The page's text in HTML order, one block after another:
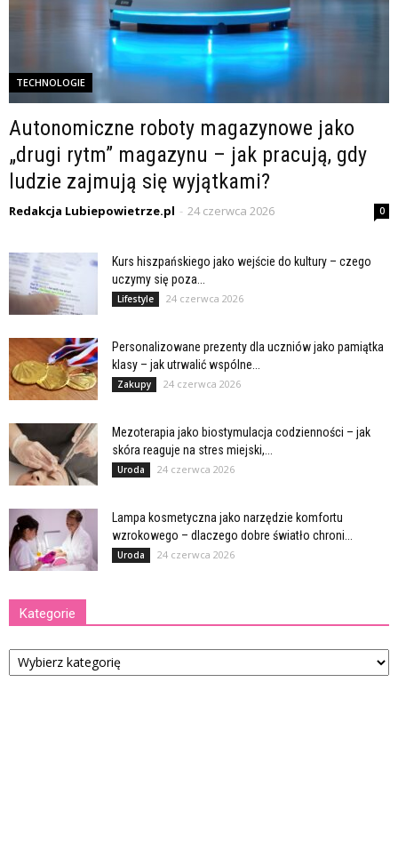
TECHNOLOGIE
Autonomiczne roboty magazynowe jako
„drugi rytm” magazynu – jak pracują, gdy
ludzie zajmują się wyjątkami?
Redakcja Lubiepowietrze.pl - 24 czerwca 2026 0
Kurs hiszpańskiego jako wejście do kultury – czego
uczymy się poza...
Lifestyle 24 czerwca 2026
Personalizowane prezenty dla uczniów jako pamiątka
klasy – jak utrwalić wspólne...
Zakupy 24 czerwca 2026
Mezoterapia jako biostymulacja codzienności – jak
skóra reaguje na stres miejski,...
Uroda 24 czerwca 2026
Lampa kosmetyczna jako narzędzie komfortu
wzrokowego – dlaczego dobre światło chroni...
Uroda 24 czerwca 2026
Kategorie
Kategorie